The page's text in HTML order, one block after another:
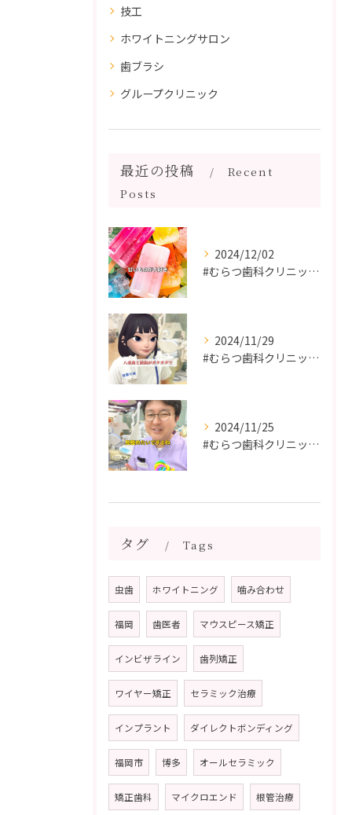
技工
ホワイトニングサロン
歯ブラシ
グループクリニック
最近の投稿
Recent
Posts
2024/12/02
#むらつ歯科クリニック #博多 #審美歯科 #短期間で治療 ...
2024/11/29
#むらつ歯科クリニック #博多 #審美歯科 #短期間で治療 ...
2024/11/25
#むらつ歯科クリニック #博多 #審美歯科 #短期間で治療 ...
タグ Tags
虫歯 ホワイトニング 噛み合わせ
福岡 歯医者 マウスピース矯正
インビザライン 歯列矯正
ワイヤー矯正 セラミック治療
インプラント ダイレクトボンディング
福岡市 博多 オールセラミック
矯正歯科 マイクロエンド 根管治療